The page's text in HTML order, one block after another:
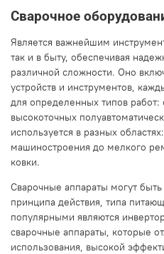
Сварочное
Является важнейшим
так и в быту, обеспечивая
различной сложности. Оно
устройств и инструментов,
для определенных типов
высокоточных
используется в разных
машиностроения до мелкого
ковки.
Сварочные аппараты могут
принципа действия, типа
популярными являются
сварочные аппараты, которые
использования, высокой